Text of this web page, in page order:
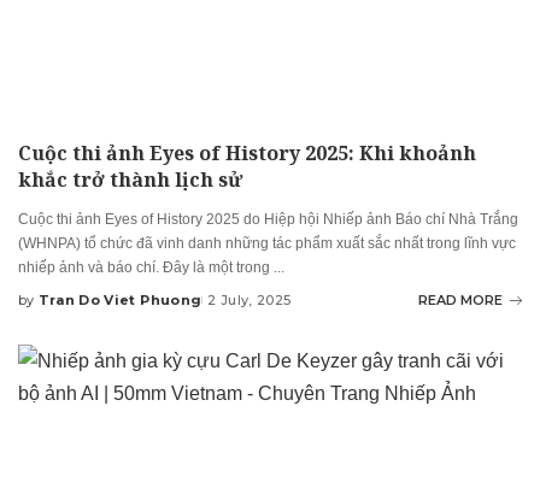
Cuộc thi ảnh Eyes of History 2025: Khi khoảnh
khắc trở thành lịch sử
Cuộc thi ảnh Eyes of History 2025 do Hiệp hội Nhiếp ảnh Báo chí Nhà Trắng
(WHNPA) tổ chức đã vinh danh những tác phẩm xuất sắc nhất trong lĩnh vực
nhiếp ảnh và báo chí. Đây là một trong ...
Posted
by Tran Do Viet Phuong 2 July, 2025 READ MORE